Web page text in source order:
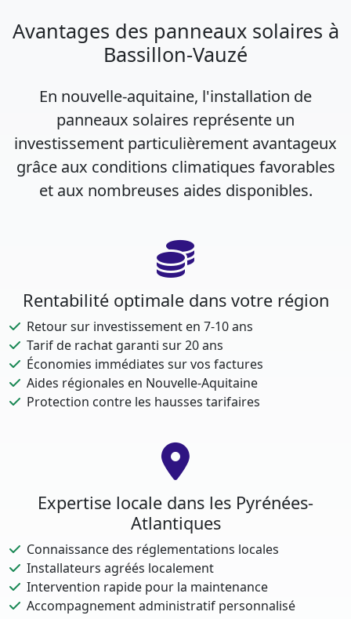
Avantages des panneaux solaires à
Bassillon-Vauzé
En nouvelle-aquitaine, l'installation de
panneaux solaires représente un
investissement particulièrement avantageux
grâce aux conditions climatiques favorables
et aux nombreuses aides disponibles.
Rentabilité optimale dans votre région
Retour sur investissement en 7-10 ans
Tarif de rachat garanti sur 20 ans
Économies immédiates sur vos factures
Aides régionales en Nouvelle-Aquitaine
Protection contre les hausses tarifaires
Expertise locale dans les Pyrénées-
Atlantiques
Connaissance des réglementations locales
Installateurs agréés localement
Intervention rapide pour la maintenance
Accompagnement administratif personnalisé